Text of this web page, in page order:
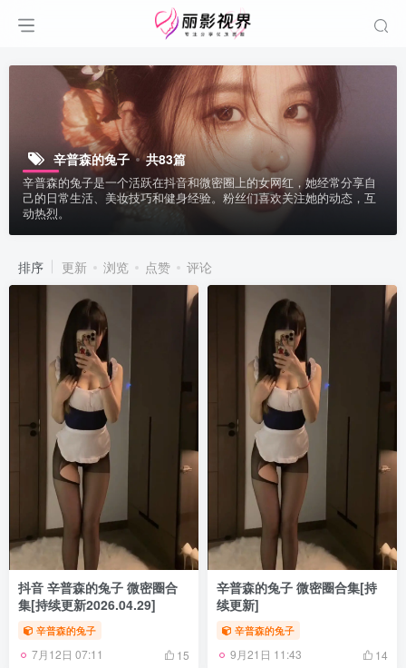
辛普森的兔子 共83篇
辛普森的兔子是一个活跃在抖音和微密圈上的女网红，她经常分享自
己的日常生活、美妆技巧和健身经验。粉丝们喜欢关注她的动态，互
动热烈。
排序 更新 浏览 点赞 评论
抖音 辛普森的兔子 微密圈合
集[持续更新2026.04.29]
辛普森的兔子
7月12日 07:11 15
辛普森的兔子 微密圈合集[持
续更新]
辛普森的兔子
9月21日 11:43 14